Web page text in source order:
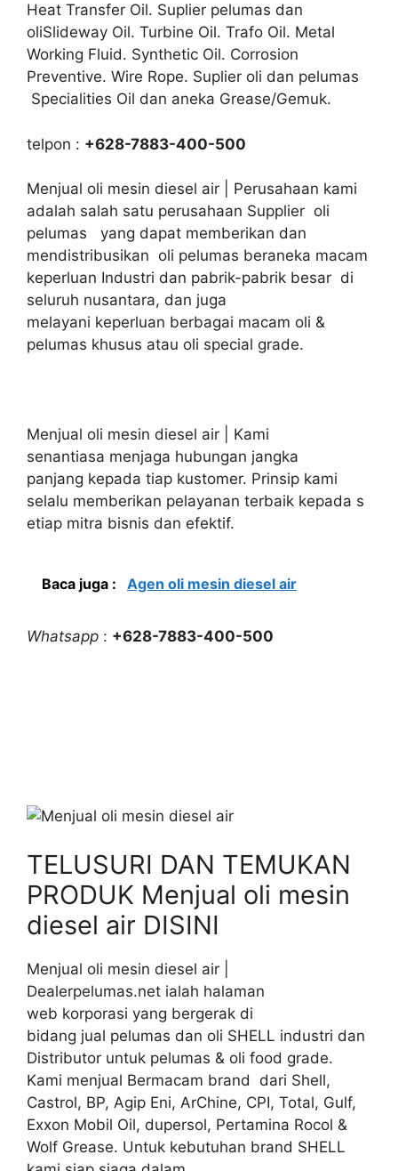
Heat Transfer Oil. Suplier pelumas dan
oliSlideway Oil. Turbine Oil. Trafo Oil. Metal
Working Fluid. Synthetic Oil. Corrosion
Preventive. Wire Rope. Suplier oli dan pelumas
Specialities Oil dan aneka Grease/Gemuk.
telpon : +628-7883-400-500
Menjual oli mesin diesel air | Perusahaan kami
adalah salah satu perusahaan Supplier oli
pelumas yang dapat memberikan dan
mendistribusikan oli pelumas beraneka macam
keperluan Industri dan pabrik-pabrik besar di
seluruh nusantara, dan juga
melayani keperluan berbagai macam oli &
pelumas khusus atau oli special grade.
Menjual oli mesin diesel air | Kami
senantiasa menjaga hubungan jangka
panjang kepada tiap kustomer. Prinsip kami
selalu memberikan pelayanan terbaik kepada s
etiap mitra bisnis dan efektif.
Baca juga : Agen oli mesin diesel air
Whatsapp : +628-7883-400-500
TELUSURI DAN TEMUKAN
PRODUK Menjual oli mesin
diesel air DISINI
Menjual oli mesin diesel air |
Dealerpelumas.net ialah halaman
web korporasi yang bergerak di
bidang jual pelumas dan oli SHELL industri dan
Distributor untuk pelumas & oli food grade.
Kami menjual Bermacam brand dari Shell,
Castrol, BP, Agip Eni, ArChine, CPI, Total, Gulf,
Exxon Mobil Oil, dupersol, Pertamina Rocol &
Wolf Grease. Untuk kebutuhan brand SHELL